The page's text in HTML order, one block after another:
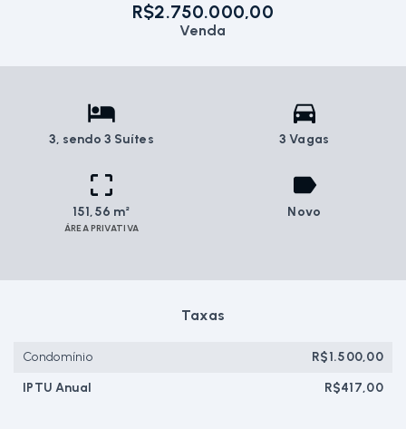
R$2.750.000,00
Venda
3, sendo 3 Suítes 3 Vagas
151,56 m²
ÁREA PRIVATIVA
Novo
Taxas
Condomínio
R$1.500,00
IPTU Anual
R$417,00